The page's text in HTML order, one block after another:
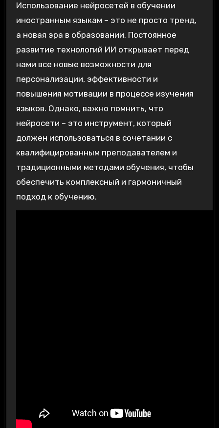
Использование нейросетей в обучении
иностранным языкам – это не просто тренд,
а новая эра в образовании. Постоянное
развитие технологий ИИ открывает перед
нами все новые возможности для
персонализации, эффективности и
повышения мотивации в процессе изучения
языков. Однако, важно помнить, что
нейросети – это инструмент, который
должен использоваться в сочетании с
квалифицированным преподавателем и
традиционными методами обучения, чтобы
обеспечить комплексный и гармоничный
подход к обучению.